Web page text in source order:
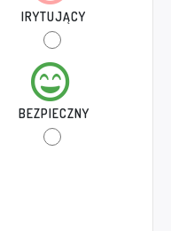
IRYTUJĄCY
BEZPIECZNY